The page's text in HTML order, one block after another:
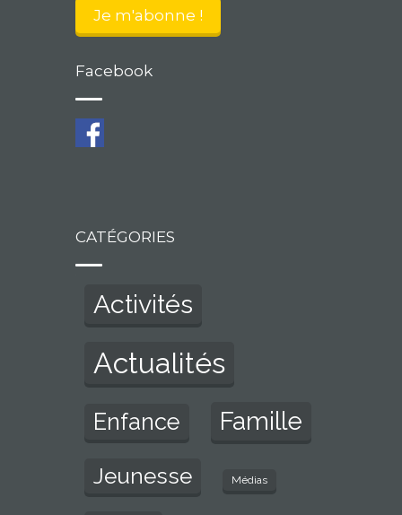
Facebook
CATÉGORIES
Activités
Actualités
Enfance Famille
Jeunesse Médias